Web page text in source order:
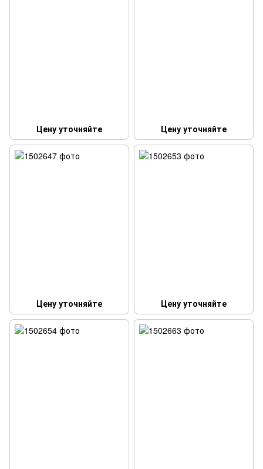
Цену уточняйте Цену уточняйте
Цену уточняйте Цену уточняйте